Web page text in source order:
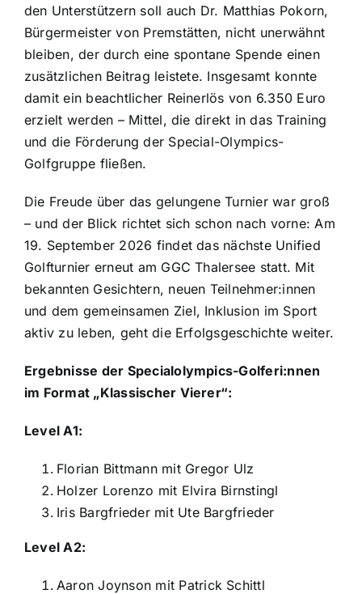
den Unterstützern soll auch Dr. Matthias Pokorn,
Bürgermeister von Premstätten, nicht unerwähnt
bleiben, der durch eine spontane Spende einen
zusätzlichen Beitrag leistete. Insgesamt konnte
damit ein beachtlicher Reinerlös von 6.350 Euro
erzielt werden – Mittel, die direkt in das Training
und die Förderung der Special-Olympics-
Golfgruppe fließen.
Die Freude über das gelungene Turnier war groß
– und der Blick richtet sich schon nach vorne: Am
19. September 2026 findet das nächste Unified
Golfturnier erneut am GGC Thalersee statt. Mit
bekannten Gesichtern, neuen Teilnehmer:innen
und dem gemeinsamen Ziel, Inklusion im Sport
aktiv zu leben, geht die Erfolgsgeschichte weiter.
Ergebnisse der Specialolympics-Golferi:nnen
im Format „Klassischer Vierer“:
Level A1:
Florian Bittmann mit Gregor Ulz
Holzer Lorenzo mit Elvira Birnstingl
Iris Bargfrieder mit Ute Bargfrieder
Level A2:
Aaron Joynson mit Patrick Schittl